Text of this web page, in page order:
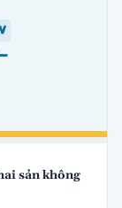
sản không